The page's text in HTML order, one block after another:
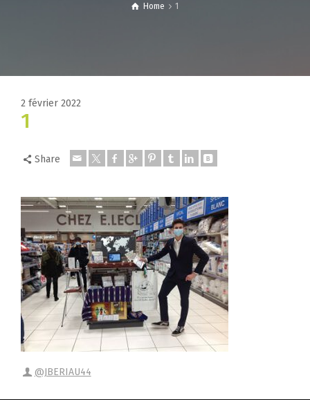
Home 1
2 février 2022
1
Share
@JBERIAU44